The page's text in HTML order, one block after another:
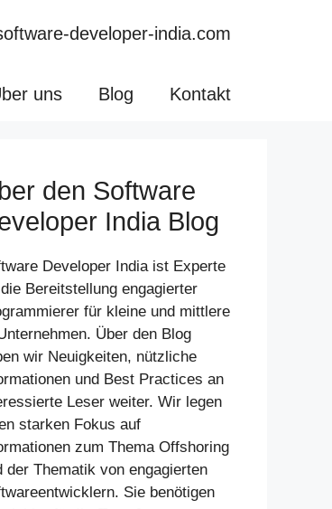
developer-india.com
uns Blog Kontakt
den Software
India Blog
Developer India ist Experte
Bereitstellung engagierter
für kleine und mittlere
Über den Blog
wir Neuigkeiten, nützliche
und Best Practices an
Leser weiter. Wir legen
starken Fokus auf
zum Thema Offshoring
der Thematik von engagierten
Sie benötigen